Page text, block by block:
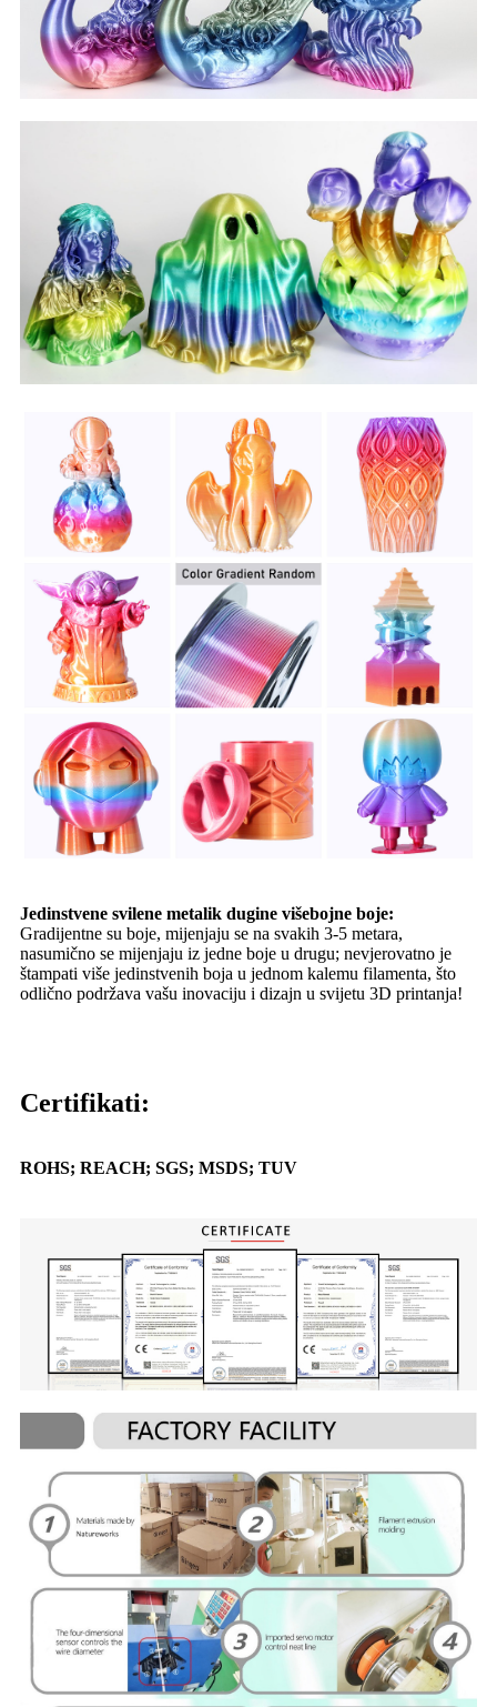
Jedinstvene svilene metalik dugine višebojne boje:
Gradijentne su boje, mijenjaju se na svakih 3-5 metara,
nasumično se mijenjaju iz jedne boje u drugu; nevjerovatno je
štampati više jedinstvenih boja u jednom kalemu filamenta, što
odlično podržava vašu inovaciju i dizajn u svijetu 3D printanja!
Certifikati:
ROHS; REACH; SGS; MSDS; TUV